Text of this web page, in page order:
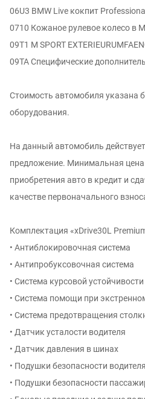
06U3 BMW Live кокпит Professional
0710 Кожаное рулевое колесо в
09T1 M SPORT
09TA Специфические
Стоимость автомобиля указана
оборудования.
На данный автомобиль
предложение. Минимальная цена
приобретения авто в кредит и
качестве первоначального
Комплектация «xDrive30L
• Антиблокировочная система
• Антипробуксовочная система
• Система курсовой устойчивости
• Система помощи при
• Система предотвращения
• Датчик усталости водителя
• Датчик давления в шинах
• Подушки безопасности водителя
• Подушки безопасности